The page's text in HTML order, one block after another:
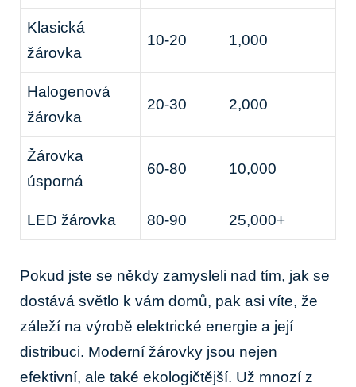
Klasická
žárovka
10-20 1,000
Halogenová
žárovka
20-30 2,000
Žárovka
úsporná
60-80 10,000
LED žárovka 80-90 25,000+
Pokud jste se někdy zamysleli nad tím, jak se
dostává světlo k vám domů, pak asi víte, že
záleží na výrobě elektrické energie a její
distribuci. Moderní žárovky jsou nejen
efektivní, ale také ekologičtější. Už mnozí z